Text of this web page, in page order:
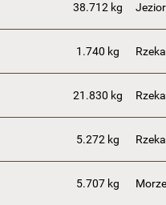
38.712 kg
1.740 kg
21.830 kg
5.272 kg
5.707 kg